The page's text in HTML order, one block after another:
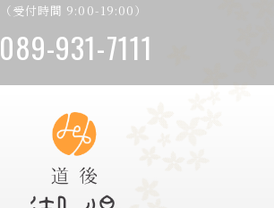
（受付時間 9:00-19:00）
089-931-7111